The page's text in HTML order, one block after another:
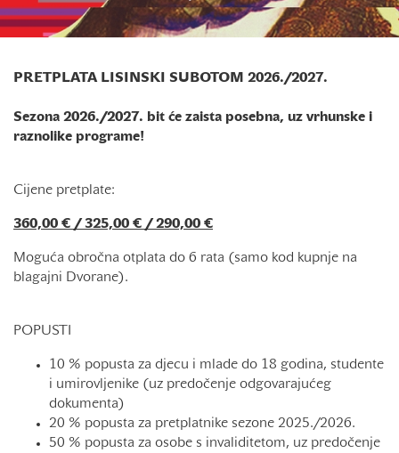
PRETPLATA LISINSKI SUBOTOM 2026./2027.
Sezona 2026./2027. bit će zaista posebna, uz vrhunske i
raznolike programe!
Cijene pretplate:
360,00 € / 325,00 € / 290,00 €
Moguća obročna otplata do 6 rata (samo kod kupnje na
blagajni Dvorane).
POPUSTI
10 % popusta za djecu i mlade do 18 godina, studente
i umirovljenike (uz predočenje odgovarajućeg
dokumenta)
20 % popusta za pretplatnike sezone 2025./2026.
50 % popusta za osobe s invaliditetom, uz predočenje